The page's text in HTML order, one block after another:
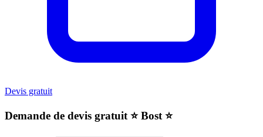
Devis gratuit
Demande de devis gratuit ⭐️ Bost ⭐️